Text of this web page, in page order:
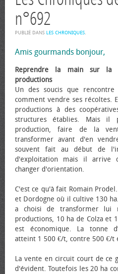
n°692
PUBLIÉ DANS LES CHRONIQUES.
Amis gourmands bonjour,
Reprendre la main sur la
productions
Un des soucis que
comment vendre ses récoltes.
productions à des
structures établies. Mais il
production, faire de la
transformer avant d'en
souvent fait au début de
d'exploitation mais il arrive
changer d'orientation.
C'est ce qu'à fait Romain
et Dordogne où il cultive 130
a choisi de transformer lui
productions, 10 ha de Colza et
est économique. La tonne
atteint 1 500 €/t, contre 500 €/t
La vente en circuit court de ce
d'évident. Toutefois les 20 ha